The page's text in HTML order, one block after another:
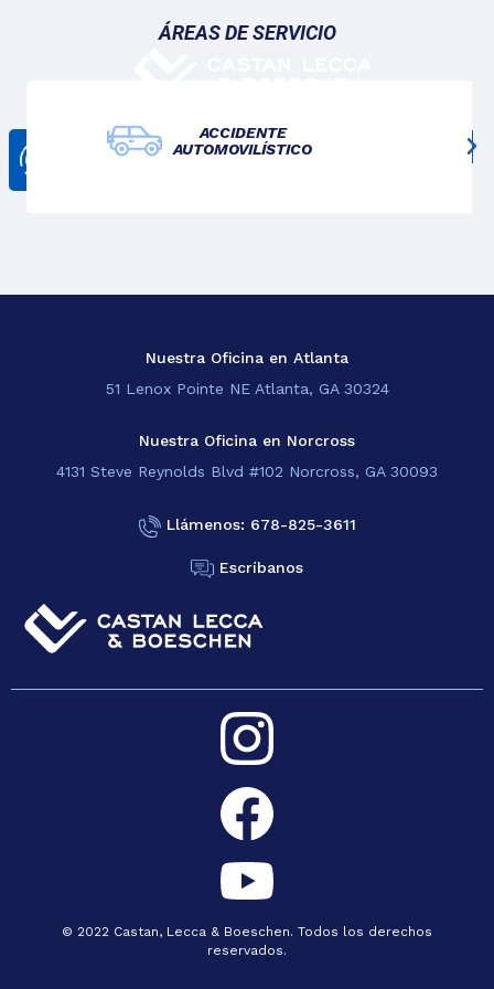
Blogs
Sedes
CONTÁCTANOS
ÁREAS DE SERVICIO
ACCIDENTE
AUTOMOVILÍSTICO
Nuestra Oficina en Atlanta
51 Lenox Pointe NE Atlanta, GA 30324
Nuestra Oficina en Norcross
4131 Steve Reynolds Blvd #102 Norcross, GA 30093
Llámenos: 678-825-3611
Escríbanos
© 2022 Castan, Lecca & Boeschen. Todos los derechos
reservados.